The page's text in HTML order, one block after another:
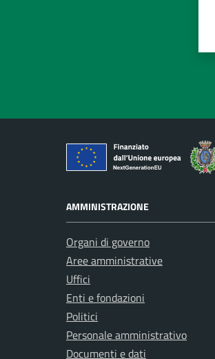
AMMINISTRAZIONE
Organi di governo
Aree amministrative
Uffici
Enti e fondazioni
Politici
Personale amministrativo
Documenti e dati